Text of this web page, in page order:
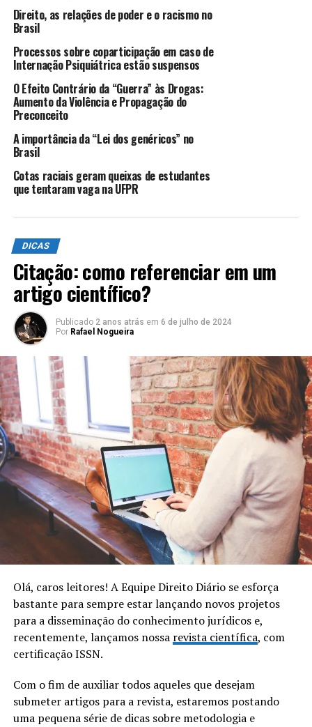
Direito, as relações de poder e o racismo no
Brasil
Processos sobre coparticipação em caso de
Internação Psiquiátrica estão suspensos
O Efeito Contrário da “Guerra” às Drogas:
Aumento da Violência e Propagação do
Preconceito
A importância da “Lei dos genéricos” no
Brasil
Cotas raciais geram queixas de estudantes
que tentaram vaga na UFPR
DICAS
Citação: como referenciar em um
artigo científico?
Publicado 2 anos atrás em 6 de julho de 2024
Por Rafael Nogueira
Olá, caros leitores! A Equipe Direito Diário se esforça
bastante para sempre estar lançando novos projetos
para a disseminação do conhecimento jurídicos e,
recentemente, lançamos nossa revista científica, com
certificação ISSN.
Com o fim de auxiliar todos aqueles que desejam
submeter artigos para a revista, estaremos postando
uma pequena série de dicas sobre metodologia e